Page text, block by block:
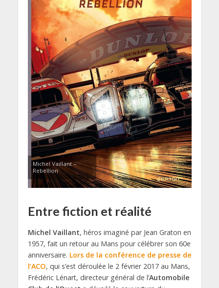
Michel Vaillant –
Rebellion
Entre fiction et réalité
Michel Vaillant, héros imaginé par Jean Graton en
1957, fait un retour au Mans pour célébrer son 60e
anniversaire. Lors de la conférence de presse de
l’ACO, qui s’est déroulée le 2 février 2017 au Mans,
Frédéric Lénart, directeur général de l’Automobile